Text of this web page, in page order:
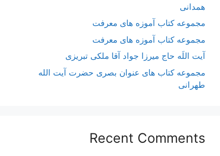
همدانی
مجموعه کتاب آموزه های معرفت
مجموعه کتاب آموزه های معرفت
آیت اللَه حاج میرزا جواد آقا ملکی تبریزی
مجموعه کتاب های عنوان بصری حضرت آیت الله
طهرانی
Recent Comments